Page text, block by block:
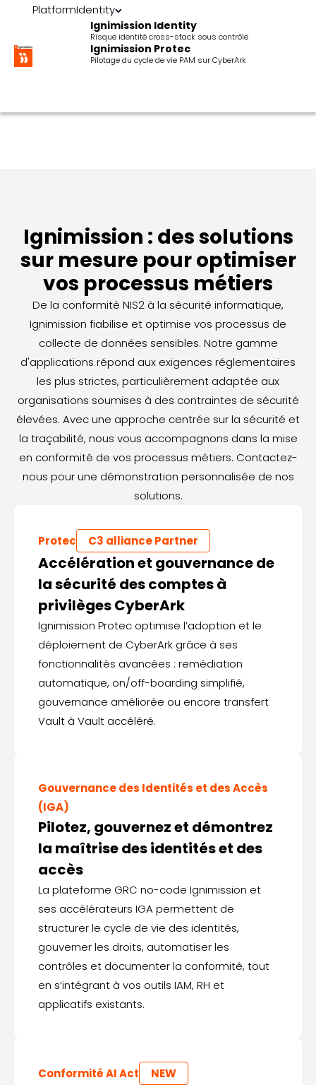
PlatformIdentity
Ignimission Identity
Risque identité cross-stack sous contrôle
Ignimission Protec
Pilotage du cycle de vie PAM sur CyberArk
Ignimission : des solutions
sur mesure pour optimiser
vos processus métiers
De la conformité NIS2 à la sécurité informatique,
Ignimission fiabilise et optimise vos processus de
collecte de données sensibles. Notre gamme
d'applications répond aux exigences réglementaires
les plus strictes, particulièrement adaptée aux
organisations soumises à des contraintes de sécurité
élevées. Avec une approche centrée sur la sécurité et
la traçabilité, nous vous accompagnons dans la mise
en conformité de vos processus métiers. Contactez-
nous pour une démonstration personnalisée de nos
solutions.
Protec C3 alliance Partner
Accélération et gouvernance de
la sécurité des comptes à
privilèges CyberArk
Ignimission Protec optimise l’adoption et le
déploiement de CyberArk grâce à ses
fonctionnalités avancées : remédiation
automatique, on/off-boarding simplifié,
gouvernance améliorée ou encore transfert
Vault à Vault accéléré.
Gouvernance des Identités et des Accès
(IGA)
Pilotez, gouvernez et démontrez
la maîtrise des identités et des
accès
La plateforme GRC no-code Ignimission et
ses accélérateurs IGA permettent de
structurer le cycle de vie des identités,
gouverner les droits, automatiser les
contrôles et documenter la conformité, tout
en s’intégrant à vos outils IAM, RH et
applicatifs existants.
Conformité AI Act NEW